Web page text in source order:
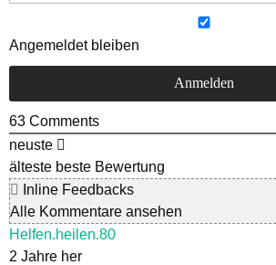
Angemeldet bleiben
63 Comments
neuste
älteste beste Bewertung
Inline Feedbacks
Alle Kommentare ansehen
Helfen.heilen.80
2 Jahre her